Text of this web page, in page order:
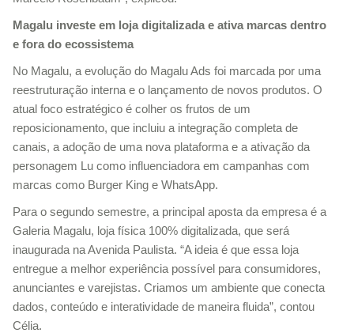
Magalu investe em loja digitalizada e ativa marcas dentro
e fora do ecossistema
No Magalu, a evolução do Magalu Ads foi marcada por uma
reestruturação interna e o lançamento de novos produtos. O
atual foco estratégico é colher os frutos de um
reposicionamento, que incluiu a integração completa de
canais, a adoção de uma nova plataforma e a ativação da
personagem Lu como influenciadora em campanhas com
marcas como Burger King e WhatsApp.
Para o segundo semestre, a principal aposta da empresa é a
Galeria Magalu, loja física 100% digitalizada, que será
inaugurada na Avenida Paulista. “A ideia é que essa loja
entregue a melhor experiência possível para consumidores,
anunciantes e varejistas. Criamos um ambiente que conecta
dados, conteúdo e interatividade de maneira fluida”, contou
Célia.